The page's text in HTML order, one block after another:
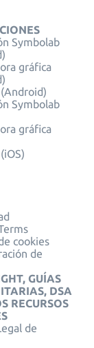
Symbolab
gráfica
Symbolab
gráfica
cookies
de
GUÍAS
DSA
RECURSOS
de